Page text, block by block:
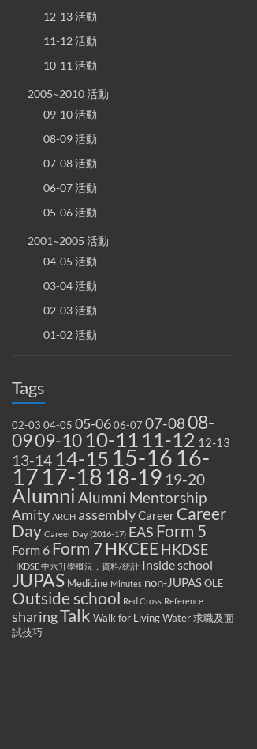
12-13 活動
11-12 活動
10-11 活動
2005~2010 活動
09-10 活動
08-09 活動
07-08 活動
06-07 活動
05-06 活動
2001~2005 活動
04-05 活動
03-04 活動
02-03 活動
01-02 活動
Tags
02-03 04-05 05-0606-07 07-0808-
0909-10 10-11 11-12 12-13
13-14 14-15 15-16 16-
17 17-18 18-19 19-20
Alumni Alumni Mentorship
Amity ARCH assemblyCareer Career
Day Career Day (2016-17) EAS Form 5
Form 6 Form 7HKCEE HKDSE
HKDSE 中六升學概況，資料/統計 Inside school
JUPAS Medicine Minutes non-JUPASOLE
Outside school Red Cross Reference
sharingTalk Walk for Living Water求職及面
試技巧